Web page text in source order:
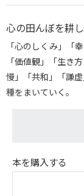
心の田んぼを耕
「心のしくみ」「
「価値観」「生き
慢」「共和」「謙
種をまいていく。
本を購入する